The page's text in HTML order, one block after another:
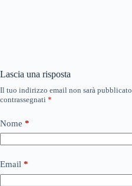
Lascia una risposta
Il tuo indirizzo email non sarà pubblicato.
contrassegnati *
Nome *
Email *